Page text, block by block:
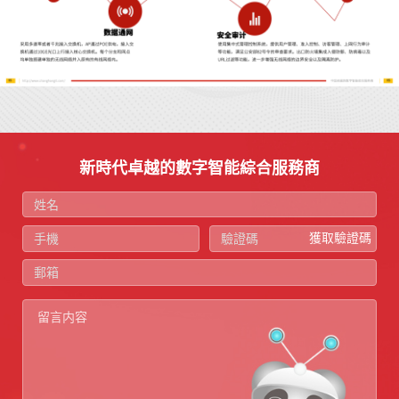
新時代卓越的數字智能綜合服務商
獲取驗證碼